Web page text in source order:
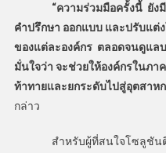
“ความร่วมมือครั้งนี้ ยั
คำปรึกษา ออกแบบ และปรับแต่
ของแต่ละองค์กร ตลอดจนดูแล
มั่นใจว่า จะช่วยให้องค์กรในภ
ท้าทายและยกระดับไปสู่อุตสาห
กล่าว
สำหรับผู้ที่สนใจโซลูชันติด